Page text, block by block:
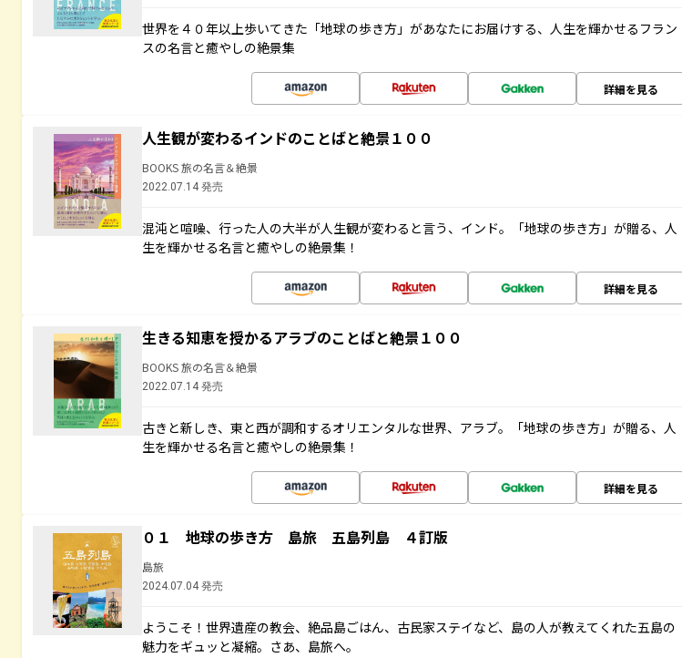
世界を４０年以上歩いてきた「地球の歩き方」があなたにお届けする、人生を輝かせるフラン
スの名言と癒やしの絶景集
詳細を見る
人生観が変わるインドのことばと絶景１００
BOOKS 旅の名言＆絶景
2022.07.14 発売
混沌と喧噪、行った人の大半が人生観が変わると言う、インド。「地球の歩き方」が贈る、人
生を輝かせる名言と癒やしの絶景集！
詳細を見る
生きる知恵を授かるアラブのことばと絶景１００
BOOKS 旅の名言＆絶景
2022.07.14 発売
古きと新しき、東と西が調和するオリエンタルな世界、アラブ。「地球の歩き方」が贈る、人
生を輝かせる名言と癒やしの絶景集！
詳細を見る
０１ 地球の歩き方 島旅 五島列島 ４訂版
島旅
2024.07.04 発売
ようこそ！世界遺産の教会、絶品島ごはん、古民家ステイなど、島の人が教えてくれた五島の
魅力をギュッと凝縮。さあ、島旅へ。